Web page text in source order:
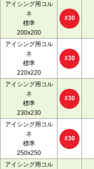
アイシング用コル
ネ
標準
200x200
#30
アイシング用コル
ネ
標準
220x220
#30
アイシング用コル
ネ
標準
230x230
#30
アイシング用コル
ネ
標準
250x250
#30
アイシング用コル